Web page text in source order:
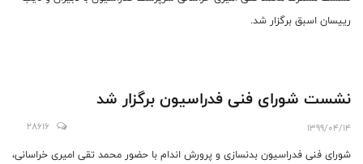
رییسان اسبق برگزار شد.
نشست شورای فنی فدراسیون برگزار شد
1399/04/14
28616
شورای فنی فدراسیون بدنسازی و‌ پرورش اندام با حضور محمد تقی امیری خراسانی،